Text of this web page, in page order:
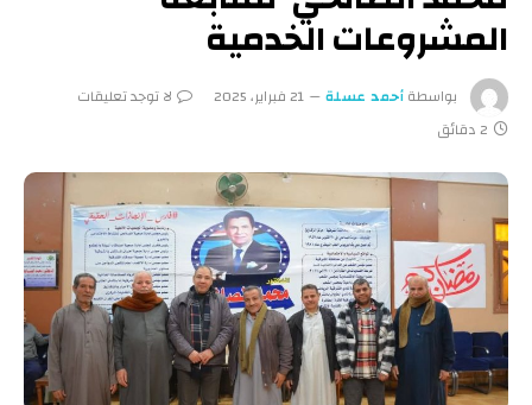
المشروعات الخدمية
بواسطةأحمد عسلة 21 فبراير، 2025
لا توجد تعليقات
2 دقائق